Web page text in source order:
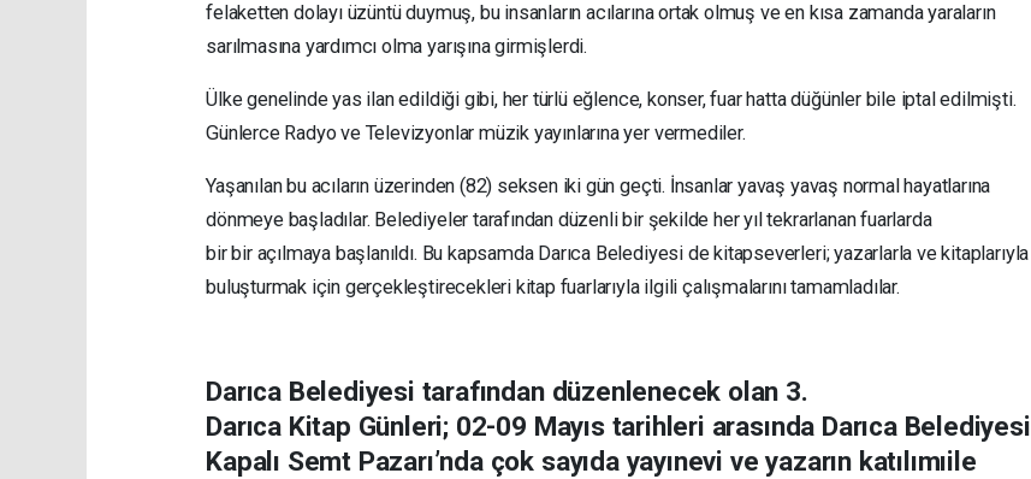
felaketten dolayı üzüntü duymuş, bu insanların acılarına ortak olmuş ve en kısa zamanda yaraların
sarılmasına yardımcı olma yarışına girmişlerdi.
Ülke genelinde yas ilan edildiği gibi, her türlü eğlence, konser, fuar hatta düğünler bile iptal edilmişti.
Günlerce Radyo ve Televizyonlar müzik yayınlarına yer vermediler.
Yaşanılan bu acıların üzerinden (82) seksen iki gün geçti. İnsanlaryavaş yavaş normalhayatlarına
dönmeye başladılar. Belediyeler tarafından düzenli bir şekilde her yıl tekrarlananfuarlarda
birbiraçılmaya başlanıldı. Bu kapsamda Darıca Belediyesi de kitapseverleri; yazarlarla ve kitaplarıyla
buluşturmak için gerçekleştirecekleri kitap fuarlarıyla ilgili çalışmalarını tamamladılar.
DarıcaBelediyesi tarafından düzenlenecek olan 3.
Darıca Kitap Günleri; 02-09 Mayıs tarihleri arasında Darıca Belediyesi
Kapalı Semt Pazarı’nda çok sayıdayayınevi ve yazarın katılımıile